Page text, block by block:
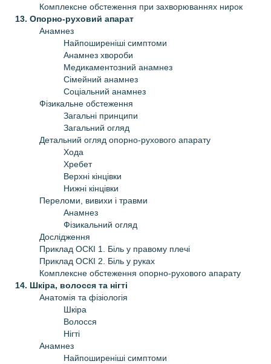
Комплексне обстеження при захворюваннях нирок
13. Опорно-руховий апарат
Анамнез
Найпоширеніші симптоми
Анамнез хвороби
Медикаментозний анамнез
Сімейний анамнез
Соціальний анамнез
Фізикальне обстеження
Загальні принципи
Загальний огляд
Детальний огляд опорно-рухового апарату
Хода
Хребет
Верхні кінцівки
Нижні кінцівки
Переломи, вивихи і травми
Анамнез
Фізикальний огляд
Дослідження
Приклад ОСКІ 1. Біль у правому плечі
Приклад ОСКІ 2. Біль у руках
Комплексне обстеження опорно-рухового апарату
14. Шкіра, волосся та нігті
Анатомія та фізіологія
Шкіра
Волосся
Нігті
Анамнез
Найпоширеніші симптоми